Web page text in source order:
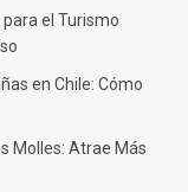
el Turismo
en Chile: Cómo
Molles: Atrae Más